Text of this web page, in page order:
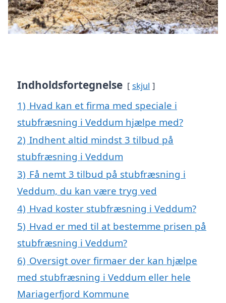
Indholdsfortegnelse skjul
1) Hvad kan et firma med speciale i
stubfræsning i Veddum hjælpe med?
2) Indhent altid mindst 3 tilbud på
stubfræsning i Veddum
3) Få nemt 3 tilbud på stubfræsning i
Veddum, du kan være tryg ved
4) Hvad koster stubfræsning i Veddum?
5) Hvad er med til at bestemme prisen på
stubfræsning i Veddum?
6) Oversigt over firmaer der kan hjælpe
med stubfræsning i Veddum eller hele
Mariagerfjord Kommune